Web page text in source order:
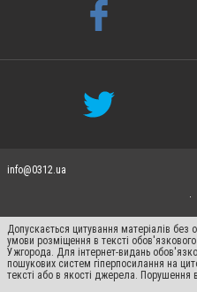
info@0312.ua
Допускається цитування матеріалів
умови розміщення в тексті
Ужгорода. Для інтернет-видань
пошукових систем гіперпосилання на
тексті або в якості джерела. Порушення